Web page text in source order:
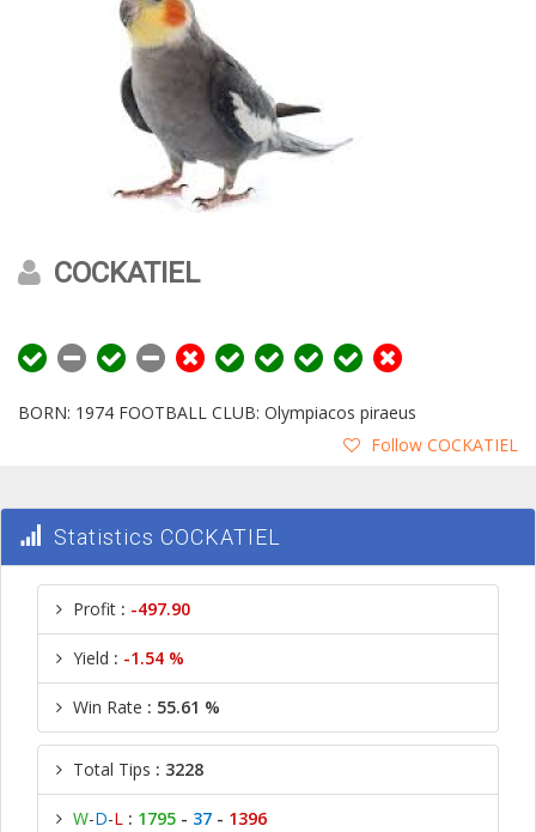
COCKATIEL
BORN: 1974 FOOTBALL CLUB: Olympiacos piraeus
Follow COCKATIEL
Statistics COCKATIEL
Profit : -497.90
Yield : -1.54 %
Win Rate : 55.61 %
Total Tips : 3228
W-D-L : 1795 - 37 - 1396